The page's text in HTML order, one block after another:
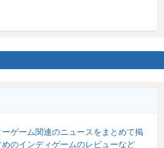
ーゲーム関連のニュースをまとめて掲
のインディゲームのレビューなど